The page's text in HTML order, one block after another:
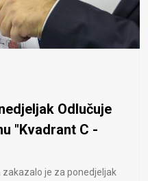
Odlučuje
"Kvadrant C -
zakazalo je za ponedjeljak